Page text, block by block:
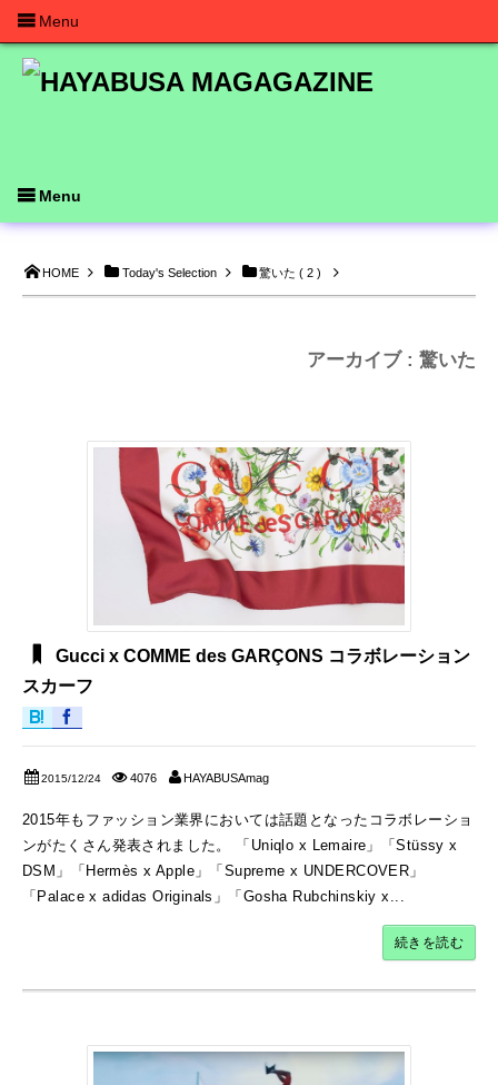
HOME Today's Selection 驚いた ( 2 )
アーカイブ : 驚いた
Gucci x COMME des GARÇONS コラボレーション
スカーフ
2015/12/24 4076 HAYABUSAmag
2015年もファッション業界においては話題となったコラボレーショ
ンがたくさん発表されました。 「Uniqlo x Lemaire」「Stüssy x
DSM」「Hermès x Apple」「Supreme x UNDERCOVER」
「Palace x adidas Originals」「Gosha Rubchinskiy x...
続きを読む
Menu
Menu